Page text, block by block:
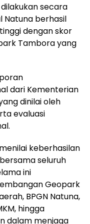
secara
Natuna berhasil
dengan skor
Tambora yang
dari Kementerian
dinilai oleh
evaluasi
keberhasilan
seluruh
ini
Geopark
BPGN Natuna,
hingga
dalam menjaga